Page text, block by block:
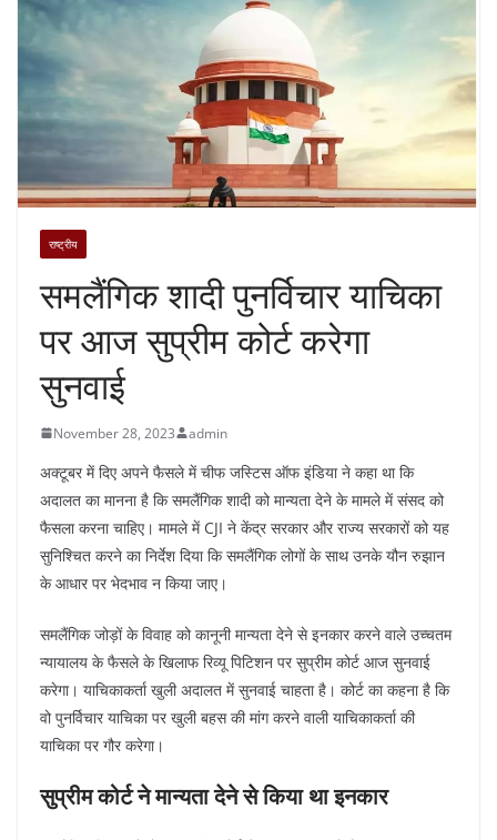
राष्ट्रीय
समलैंगिक शादी पुनर्विचार याचिका
पर आज सुप्रीम कोर्ट करेगा
सुनवाई
November 28, 2023 admin
अक्टूबर में दिए अपने फैसले में चीफ जस्टिस ऑफ इंडिया ने कहा था कि
अदालत का मानना है कि समलैंगिक शादी को मान्यता देने के मामले में संसद को
फैसला करना चाहिए। मामले में CJI ने केंद्र सरकार और राज्य सरकारों को यह
सुनिश्चित करने का निर्देश दिया कि समलैंगिक लोगों के साथ उनके यौन रुझान
के आधार पर भेदभाव न किया जाए।
समलैंगिक जोड़ों के विवाह को कानूनी मान्यता देने से इनकार करने वाले उच्चतम
न्यायालय के फैसले के खिलाफ रिव्यू पिटिशन पर सुप्रीम कोर्ट आज सुनवाई
करेगा। याचिकाकर्ता खुली अदालत में सुनवाई चाहता है। कोर्ट का कहना है कि
वो पुनर्विचार याचिका पर खुली बहस की मांग करने वाली याचिकाकर्ता की
याचिका पर गौर करेगा।
सुप्रीम कोर्ट ने मान्यता देने से किया था इनकार